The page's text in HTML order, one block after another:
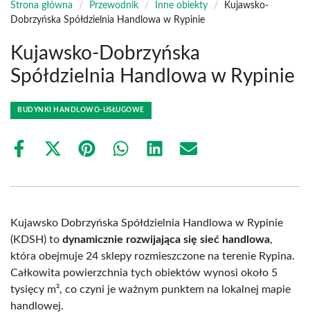
Strona główna / Przewodnik / Inne obiekty /
Kujawsko-
Dobrzyńska Spółdzielnia Handlowa w Rypinie
Kujawsko-Dobrzyńska
Spółdzielnia Handlowa w Rypinie
BUDYNKI HANDLOWO-USŁUGOWE
Share
Share
(Twitter)
Share Share Share Share
Kujawsko Dobrzyńska Spółdzielnia Handlowa w Rypinie
(KDSH) to dynamicznie rozwijająca się sieć handlowa,
która obejmuje 24 sklepy rozmieszczone na terenie Rypina.
Całkowita powierzchnia tych obiektów wynosi około 5
tysięcy m², co czyni je ważnym punktem na lokalnej mapie
handlowej.